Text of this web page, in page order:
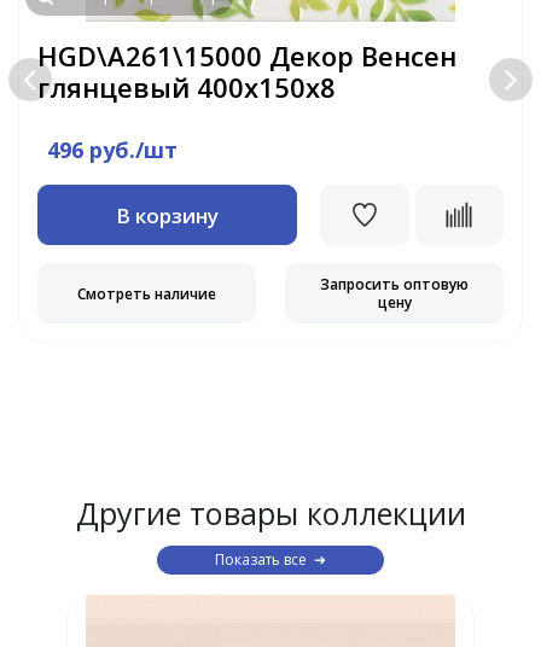
HGD\A261\15000 Декор Венсен
глянцевый 400х150х8
496 руб./шт
В корзину
Смотреть наличие
Запросить оптовую
цену
Другие товары коллекции
Показать все